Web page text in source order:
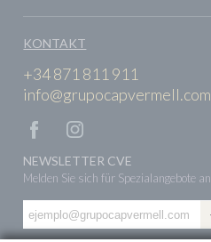
KONTAKT
+34 871 811 911
info@grupocapvermell.com
NEWSLETTER CVE
Melden Sie sich für Spezialangebote an